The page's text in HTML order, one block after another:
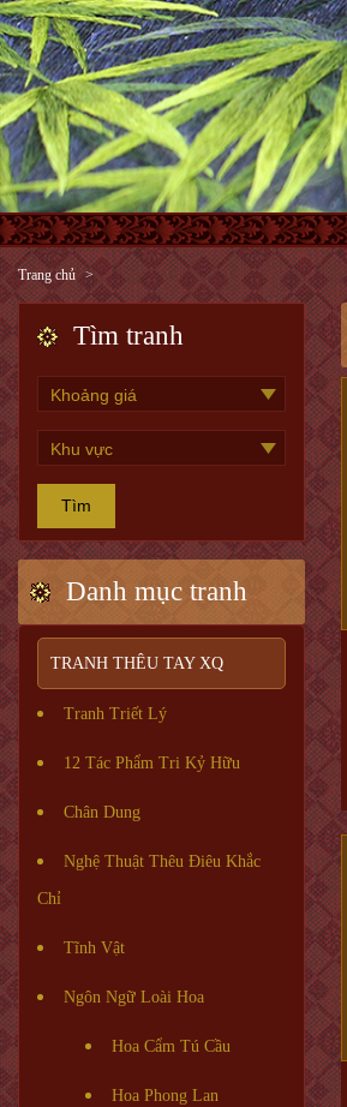
Trang chủ
Tìm tranh
Tìm
Danh mục tranh
TRANH THÊU TAY XQ
Tranh Triết Lý
12 Tác Phẩm Tri Kỷ Hữu
Chân Dung
Nghệ Thuật Thêu Điêu Khắc
Chỉ
Tĩnh Vật
Ngôn Ngữ Loài Hoa
Hoa Cẩm Tú Cầu
Hoa Phong Lan